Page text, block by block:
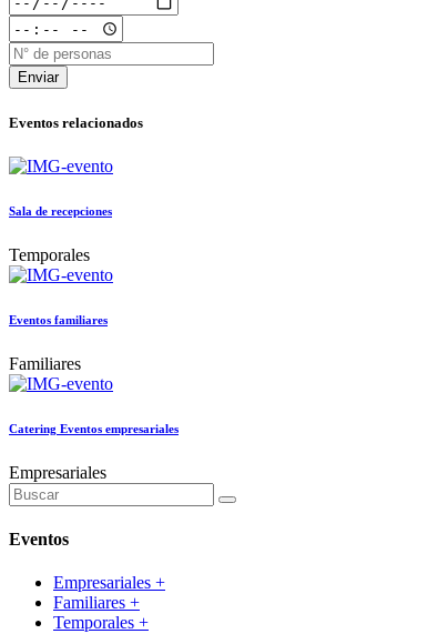
Enviar
Eventos relacionados
Sala de recepciones
Temporales
Eventos familiares
Familiares
Catering Eventos empresariales
Empresariales
Eventos
Empresariales +
Familiares +
Temporales +